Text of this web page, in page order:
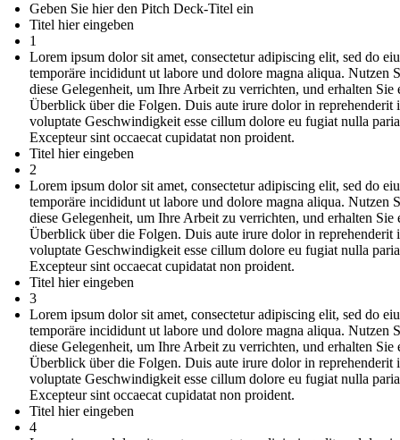
Geben Sie hier den Pitch Deck-Titel ein
Titel hier eingeben
1
Lorem ipsum dolor sit amet, consectetur adipiscing elit, sed do
temporäre incididunt ut labore und dolore magna aliqua. Nutzen
diese Gelegenheit, um Ihre Arbeit zu verrichten, und erhalten Sie
Überblick über die Folgen. Duis aute irure dolor in reprehenderit
voluptate Geschwindigkeit esse cillum dolore eu fugiat nulla
Excepteur sint occaecat cupidatat non proident.
Titel hier eingeben
2
Lorem ipsum dolor sit amet, consectetur adipiscing elit, sed do
temporäre incididunt ut labore und dolore magna aliqua. Nutzen
diese Gelegenheit, um Ihre Arbeit zu verrichten, und erhalten Sie
Überblick über die Folgen. Duis aute irure dolor in reprehenderit
voluptate Geschwindigkeit esse cillum dolore eu fugiat nulla
Excepteur sint occaecat cupidatat non proident.
Titel hier eingeben
3
Lorem ipsum dolor sit amet, consectetur adipiscing elit, sed do
temporäre incididunt ut labore und dolore magna aliqua. Nutzen
diese Gelegenheit, um Ihre Arbeit zu verrichten, und erhalten Sie
Überblick über die Folgen. Duis aute irure dolor in reprehenderit
voluptate Geschwindigkeit esse cillum dolore eu fugiat nulla
Excepteur sint occaecat cupidatat non proident.
Titel hier eingeben
4